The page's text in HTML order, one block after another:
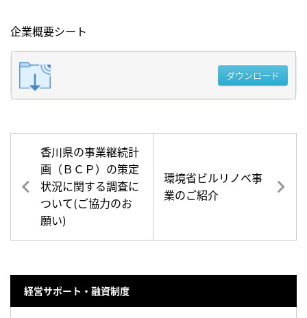
企業概要シート
ダウンロード
香川県の事業継続計
画（ＢＣＰ）の策定
状況に関する調査に
ついて(ご協力のお
願い)
環境省ビルリノベ事
業のご紹介
経営サポート・融資制度